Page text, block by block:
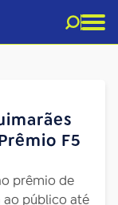
F5
prêmio de
ao público até